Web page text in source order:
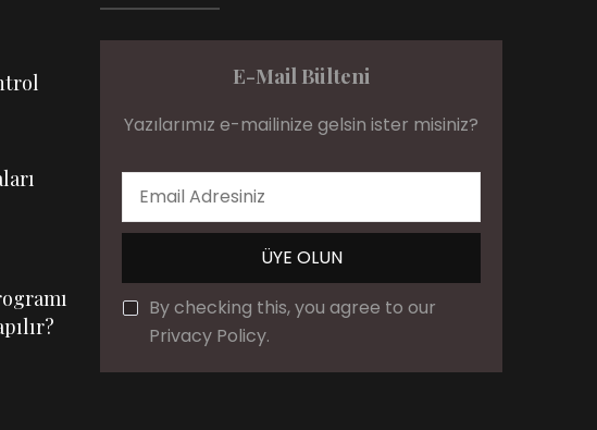
E-Mail Bülteni
Yazılarımız e-mailinize gelsin ister misiniz?
By checking this, you agree to our
Privacy Policy.